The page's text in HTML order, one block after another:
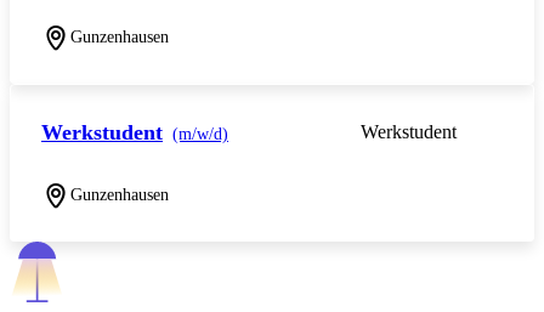
Gunzenhausen
Werkstudent (m/w/d)
Gunzenhausen
Werkstudent